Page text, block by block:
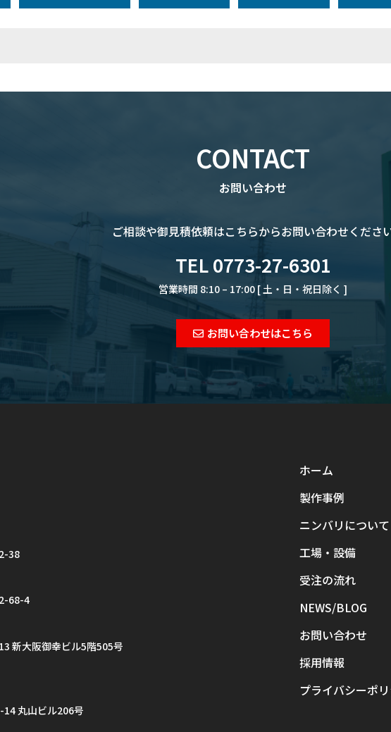
CONTACT
お問い合わせ
ご相談や御見積依頼はこちらからお問い合わせくださ
TEL 0773-27-6301
営業時間 8:10 – 17:00 [ 土・日・祝日除く ]
お問い合わせはこちら
38
68-4
新大阪御幸ビル5階505号
丸山ビル206号
ホーム
製作事例
ニンバリについて
工場・設備
受注の流れ
NEWS/BLOG
お問い合わせ
採用情報
プライバシーポ